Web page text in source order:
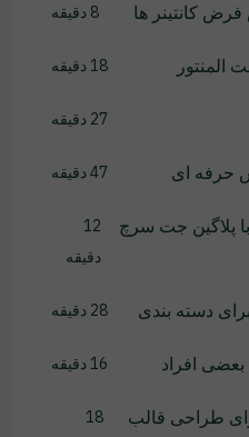
کانتینر ها 8 دقیقه
18 دقیقه
27 دقیقه
حرفه ای 47 دقیقه
پلاگین جت سرچ
12
دقیقه
دسته بندی 28 دقیقه
افراد 16 دقیقه
طراحی قالب
18